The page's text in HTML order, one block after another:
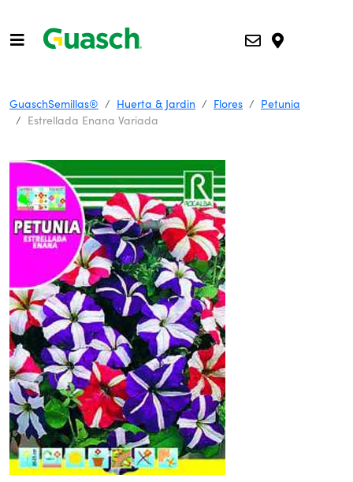
GuaschSemillas® Huerta & Jardin Flores
Petunia
Estrellada Enana Variada